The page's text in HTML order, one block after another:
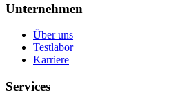
Unternehmen
Über uns
Testlabor
Karriere
Services